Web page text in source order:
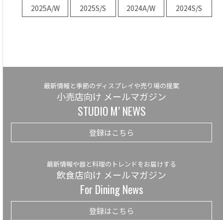
2025A/W 2025S/S 2024A/W 2024S/S
最新情報と季節のディスプレイや売り場の提案
小売店向け メールマガジン
STUDIO M’ NEWS
登録はこちら
最新情報や器と料理のトレンドをお届けする
飲食店向け メールマガジン
For Dining News
登録はこちら